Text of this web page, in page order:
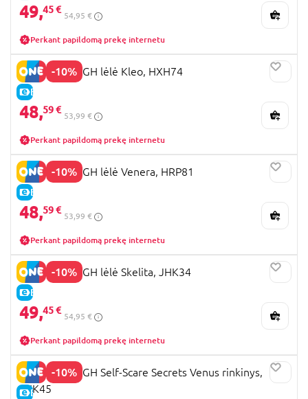
49,45 €
54,95 €
Perkant papildomą prekę internetu
-10%
E-KAINA
MONSTER HIGH lėlė Kleo, HXH74
48,59 €
53,99 €
Perkant papildomą prekę internetu
-10%
E-KAINA
MONSTER HIGH lėlė Venera, HRP81
48,59 €
53,99 €
Perkant papildomą prekę internetu
-10%
E-KAINA
MONSTER HIGH lėlė Skelita, JHK34
49,45 €
54,95 €
Perkant papildomą prekę internetu
-10%
E-KAINA
MONSTER HIGH Self-Scare Secrets Venus rinkinys,
JHK45